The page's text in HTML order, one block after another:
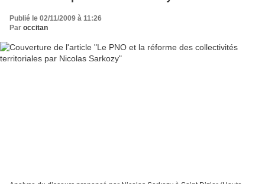
Publié le 02/11/2009 à 11:26
Par occitan